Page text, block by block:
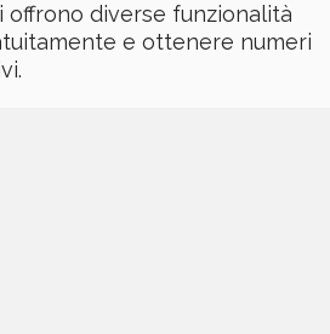
offrono diverse funzionalità
e ottenere numeri